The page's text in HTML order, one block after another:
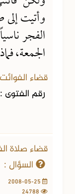
وأتيت
الفجر
الجمعة،
قضاء الفوائت
رقم الفتوى :
قضاء صلاة
السؤال :